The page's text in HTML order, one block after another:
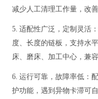
减少人工清理工作量，改
5. 适配性广泛，定制灵活
度、长度的链板，支持水
床、磨床、加工中心，兼
6. 运行可靠，故障率低：
护功能，遇到异物卡滞可